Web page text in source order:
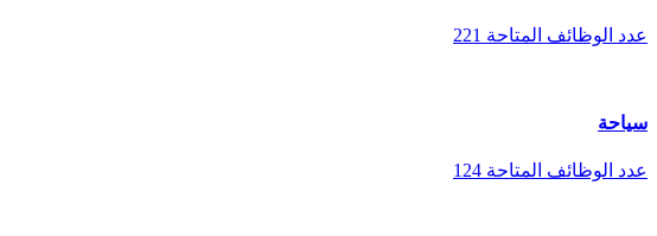
عدد الوظائف المتاحة
سياحة
عدد الوظائف المتاحة